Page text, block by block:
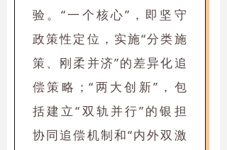
验。“一个核心”，即坚守
政策性定位，实施“分类施
策、刚柔并济”的差异化追
偿策略；“两大创新”，包
括建立“双轨并行”的银担
协同追偿机制和“内外双激